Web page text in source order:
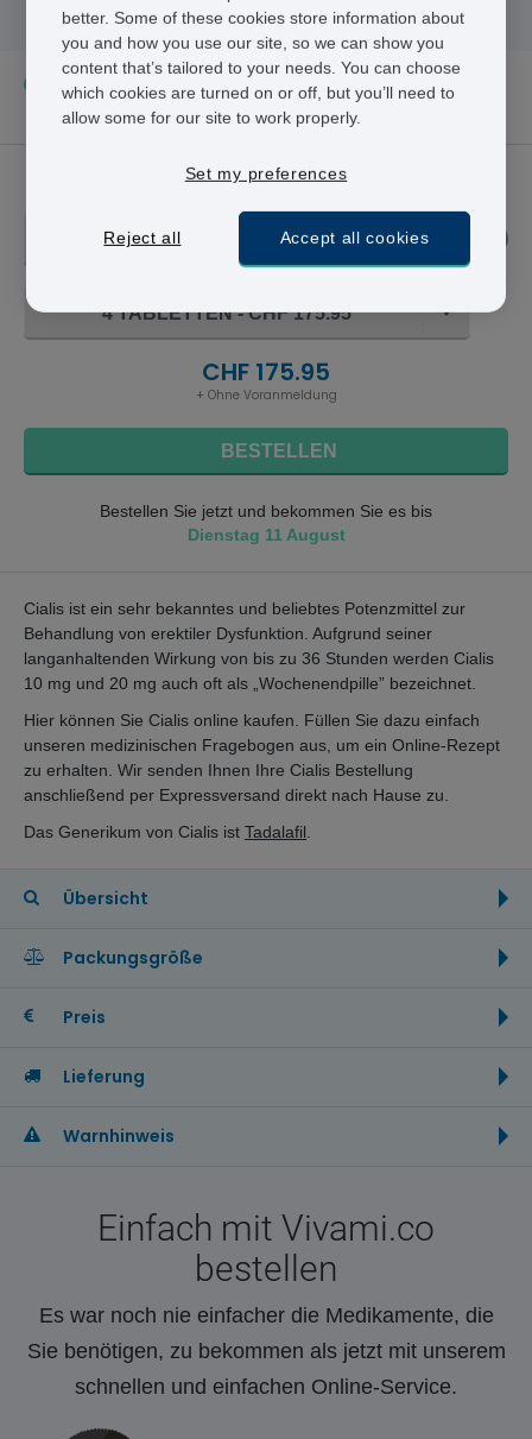
Im Durchschnitt bestellen unsere Kunden alle
Monate
12 Tabletten.
Cialis
4 TABLETTEN - CHF 175.95
CHF 175.95
+ Ohne Voranmeldung
BESTELLEN
Bestellen Sie jetzt und bekommen Sie es bis
Dienstag 11 August
Cialis ist ein sehr bekanntes und beliebtes Potenzmittel zur
Behandlung von erektiler Dysfunktion. Aufgrund seiner
langanhaltenden Wirkung von bis zu 36 Stunden werden Cialis
10 mg und 20 mg auch oft als „Wochenendpille” bezeichnet.
Hier können Sie Cialis online kaufen. Füllen Sie dazu einfach
unseren medizinischen Fragebogen aus, um ein Online-Rezept
zu erhalten. Wir senden Ihnen Ihre Cialis Bestellung
anschließend per Expressversand direkt nach Hause zu.
Das Generikum von Cialis ist Tadalafil
Übersicht
Packungsgröße
Preis
Lieferung
Warnhinweis
Einfach mit Vivami.co
bestellen
Es war noch nie einfacher die Medikamente, die
Sie benötigen, zu bekommen als jetzt mit unserem
schnellen und einfachen Online-Service.
better. Some of these cookies store information about
you and how you use our site, so we can show you
content that’s tailored to your needs. You can choose
which cookies are turned on or off, but you’ll need to
allow some for our site to work properly.
Set my preferences
Reject all Accept all cookies